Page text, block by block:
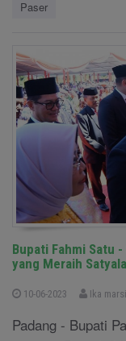
Paser
Bupati Fahmi Satu
yang Meraih
10-06-2023 Ika
Padang - Bupati